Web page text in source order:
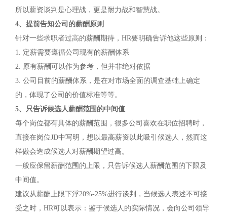
所以薪资谈判是心理战，更是耐力战和智慧战。
4、提前告知公司的薪酬原则
针对一些求职者过高的薪酬期待，HR要明确告诉他这些原则：
1. 定薪需要遵循公司现有的薪酬体系
2. 原有薪酬可以作为参考，但并非绝对依据
3. 公司目前的薪酬体系，是在对市场全面的调查基础上确定
的，体现了公司的价值标准等等。
5、只告诉候选人薪酬范围的中间值
每个岗位都有具体的薪酬范围，很多公司喜欢在职位招聘时，
直接在岗位JD中写明，想以最高薪资以此吸引候选人，然而这
样做会造成候选人对薪酬期望过高。
一般应保留薪酬范围的上限，只告诉候选人薪酬范围的下限及
中间值。
建议从薪酬上限下浮20%-25%进行谈判，当候选人表述不可接
受之时，HR可以表示：鉴于候选人的实际情况，会向公司领导